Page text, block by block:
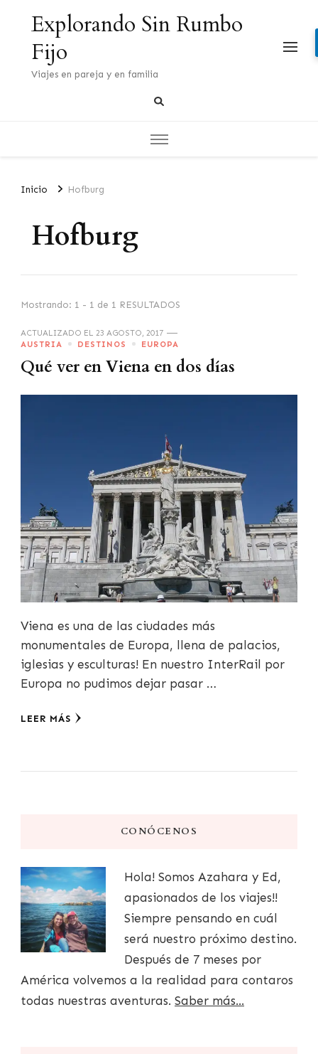
Explorando Sin Rumbo
Fijo
Viajes en pareja y en familia
Inicio Hofburg
Hofburg
Mostrando: 1 - 1 de 1 RESULTADOS
ACTUALIZADO EL 23 AGOSTO, 2017
AUSTRIA
DESTINOS EUROPA
Qué ver en Viena en dos días
Viena es una de las ciudades más
monumentales de Europa, llena de palacios,
iglesias y esculturas! En nuestro InterRail por
Europa no pudimos dejar pasar …
LEER MÁS
CONÓCENOS
Hola! Somos Azahara y Ed,
apasionados de los viajes!!
Siempre pensando en cuál
será nuestro próximo destino.
Después de 7 meses por
América volvemos a la realidad para contaros
todas nuestras aventuras. Saber más...